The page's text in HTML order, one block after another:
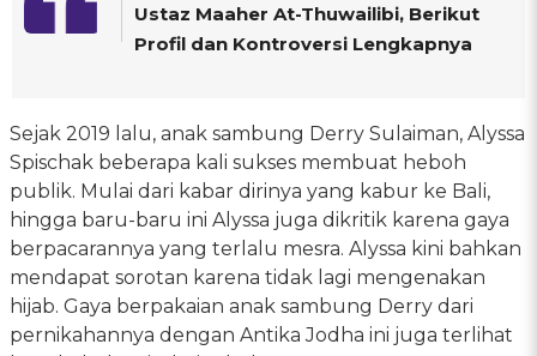
Ustaz Maaher At-Thuwailibi, Berikut
Profil dan Kontroversi Lengkapnya
Sejak 2019 lalu, anak sambung Derry Sulaiman, Alyssa
Spischak beberapa kali sukses membuat heboh
publik. Mulai dari kabar dirinya yang kabur ke Bali,
hingga baru-baru ini Alyssa juga dikritik karena gaya
berpacarannya yang terlalu mesra. Alyssa kini bahkan
mendapat sorotan karena tidak lagi mengenakan
hijab. Gaya berpakaian anak sambung Derry dari
pernikahannya dengan Antika Jodha ini juga terlihat